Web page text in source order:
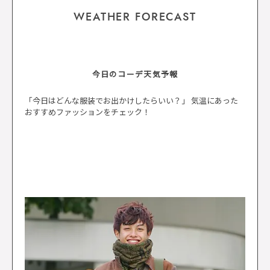
WEATHER FORECAST
今日のコーデ天気予報
「今日はどんな服装でお出かけしたらいい？」 気温にあった
おすすめファッションをチェック！